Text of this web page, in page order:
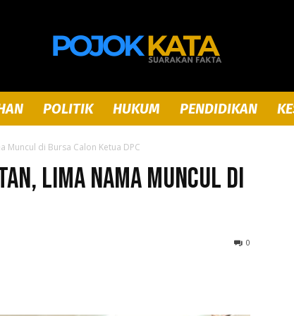
Pojok
POLITIK HUKUM PENDIDIKAN
Muncul di Bursa Calon Ketua DPC
Lima Nama Muncul di
0